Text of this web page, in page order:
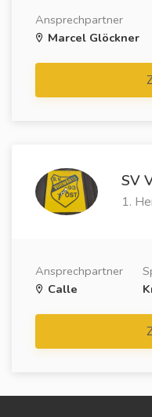
Ansprechpartner
Marcel Glöckner
SV
1.
Ansprechpartner
Calle